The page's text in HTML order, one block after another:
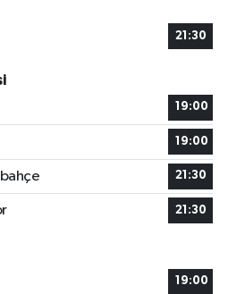
21:30
19:00
19:00
21:30
21:30
19:00